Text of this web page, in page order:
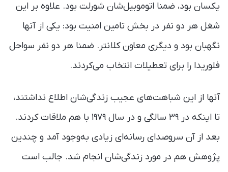
یکسان بود، ضمنا اتوموبیل‌شان شورلت بود. علاوه بر این
شغل هر دو نفر در بخش تامین امنیت بود: یکی از آنها
نگهبان بود و دیگری معاون کلانتر. ضمنا هر دو نفر سواحل
فلوریدا را برای تعطیلات انتخاب می‌کردند.
آنها از این شباهت‌های عجیب زندگی‌شان اطلاع نداشتند،
تا اینکه در ۳۹ سالگی و در سال ۱۹۷۹ با هم ملاقات کردند.
بعد از آن سروصدای رسانه‌ای زیادی به‌وجود آمد و چندین
پژوهش هم در مورد زندگی‌شان انجام شد. جالب است